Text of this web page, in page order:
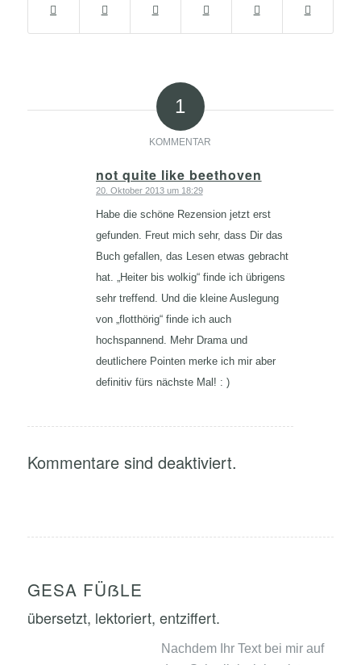
1
KOMMENTAR
not quite like beethoven
sagte:
20. Oktober 2013 um 18:29
Habe die schöne Rezension jetzt erst
gefunden. Freut mich sehr, dass Dir das
Buch gefallen, das Lesen etwas gebracht
hat. „Heiter bis wolkig“ finde ich übrigens
sehr treffend. Und die kleine Auslegung
von „flotthörig“ finde ich auch
hochspannend. Mehr Drama und
deutlichere Pointen merke ich mir aber
definitiv fürs nächste Mal! : )
Kommentare sind deaktiviert.
GESA FÜẞLE
übersetzt, lektoriert, entziffert.
Nachdem Ihr Text bei mir auf